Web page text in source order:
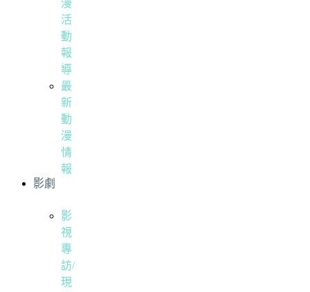
漫
活
動
報
導
最
新
動
漫
情
報
影劇
影
視
專
訪/
現